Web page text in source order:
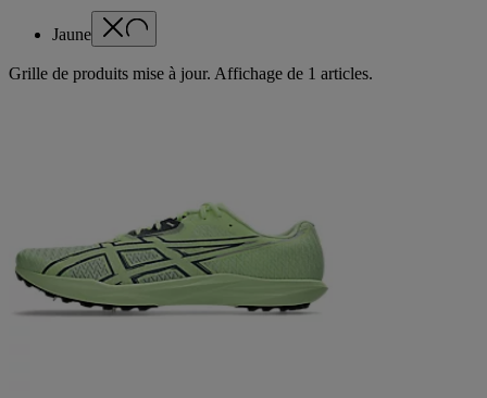
Jaune
Grille de produits mise à jour. Affichage de 1 articles.